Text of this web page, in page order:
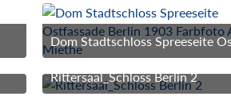
1. März 2018 um 13:35
Rittersaal_Schloss Berlin 2
3. März 2017 um 15:59